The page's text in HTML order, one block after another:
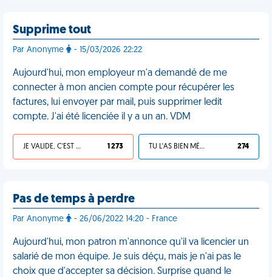
Supprime tout
Par Anonyme - 15/03/2026 22:22
Aujourd'hui, mon employeur m'a demandé de me
connecter à mon ancien compte pour récupérer les
factures, lui envoyer par mail, puis supprimer ledit
compte. J'ai été licenciée il y a un an. VDM
JE VALIDE, C'EST UNE VDM 1 273 TU L'AS BIEN MÉRITÉ 274
Pas de temps à perdre
Par Anonyme - 26/06/2022 14:20 - France
Aujourd'hui, mon patron m'annonce qu'il va licencier un
salarié de mon équipe. Je suis déçu, mais je n'ai pas le
choix que d'accepter sa décision. Surprise quand le